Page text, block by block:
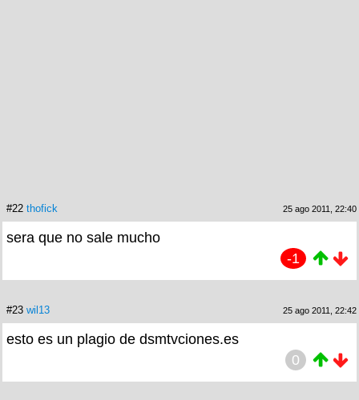
#22 thofick 25 ago 2011, 22:40
sera que no sale mucho
-1
#23 wil13 25 ago 2011, 22:42
esto es un plagio de dsmtvciones.es
0